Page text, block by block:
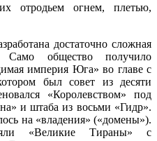
отродьем огнем, плетью,
достаточно сложная
Само общество получило
империя Юга» во главе с
был совет из десяти
«Королевством» под
и штаба из восьми «Гидр».
на «владения» («домены»).
«Великие Тираны» с